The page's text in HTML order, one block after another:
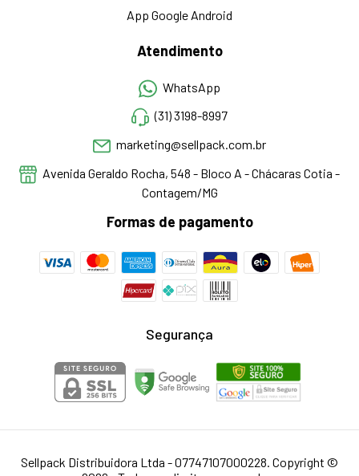
App Google Android
Atendimento
WhatsApp
(31) 3198-8997
marketing@sellpack.com.br
Avenida Geraldo Rocha, 548 - Bloco A - Chácaras Cotia -
Contagem/MG
Formas de pagamento
Segurança
Sellpack Distribuidora Ltda - 07747107000228. Copyright ©